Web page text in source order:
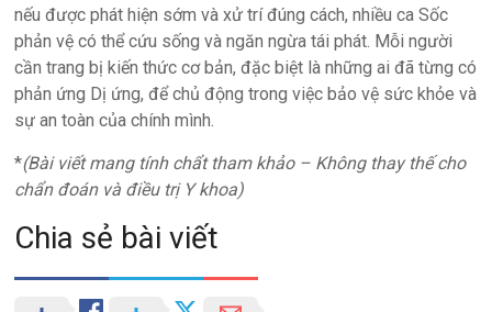
nếu được phát hiện sớm và xử trí đúng cách, nhiều ca Sốc
phản vệ có thể cứu sống và ngăn ngừa tái phát. Mỗi người
cần trang bị kiến thức cơ bản, đặc biệt là những ai đã từng có
phản ứng Dị ứng, để chủ động trong việc bảo vệ sức khỏe và
sự an toàn của chính mình.
*(Bài viết mang tính chẩt tham khảo – Không thay thế cho
chẩn đoán và điều trị Y khoa)
Chia sẻ bài viết